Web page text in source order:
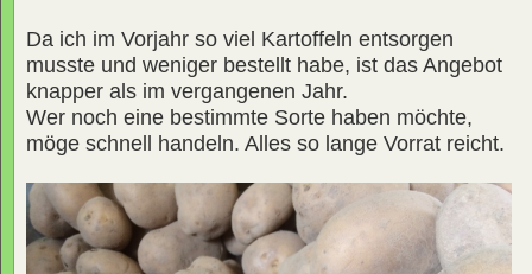
Da ich im Vorjahr so viel Kartoffeln entsorgen
musste und weniger bestellt habe, ist das Angebot
knapper als im vergangenen Jahr.
Wer noch eine bestimmte Sorte haben möchte,
möge schnell handeln. Alles so lange Vorrat reicht.